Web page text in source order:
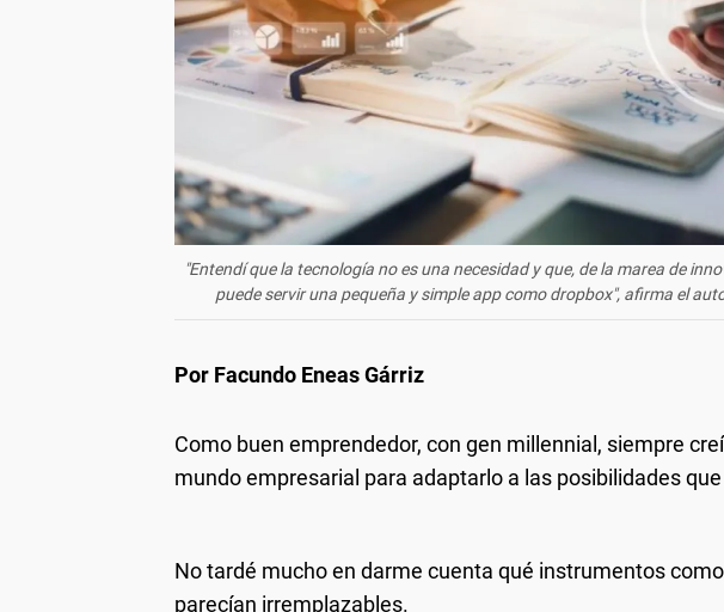
"Entendí que la tecnología no es una necesidad y que, de la marea de
puede servir una pequeña y simple app como dropbox", afirma el
Por Facundo Eneas Gárriz
Como buen emprendedor, con gen millennial, siempre
mundo empresarial para adaptarlo a las posibilidades
No tardé mucho en darme cuenta qué instrumentos
parecían irremplazables.